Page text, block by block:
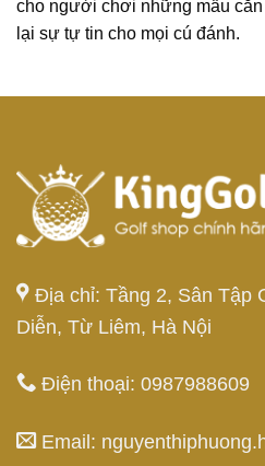
cho người chơi những mẫu căn
lại sự tự tin cho mọi cú đánh.
Địa chỉ: Tầng 2, Sân Tập
Diễn, Từ Liêm, Hà Nội
Điện thoại: 0987988609
Email: